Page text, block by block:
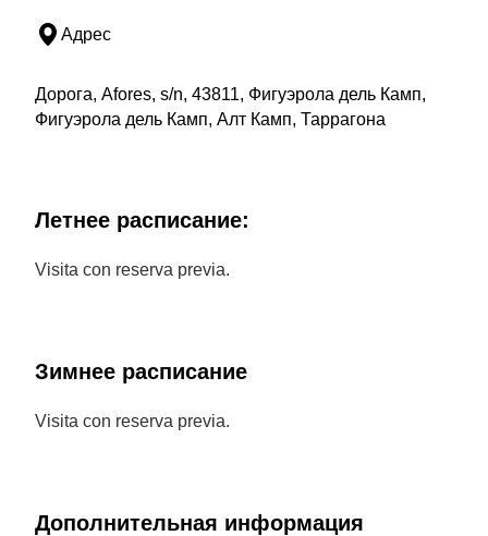
Адрес
Дорога, Afores, s/n, 43811, Фигуэрола дель Камп,
Фигуэрола дель Камп, Алт Камп, Таррагона
Летнее расписание:
Visita con reserva previa.
Зимнее расписание
Visita con reserva previa.
Дополнительная информация